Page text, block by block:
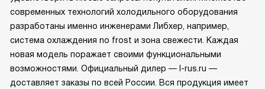
современных технологий холодильного оборудования
разработаны именно инженерами Либхер, например,
система охлаждения no frost и зона свежести. Каждая
новая модель поражает своими функциональными
возможностями. Официальный дилер — l-rus.ru —
доставляет заказы по всей России. Вся продукция имеет